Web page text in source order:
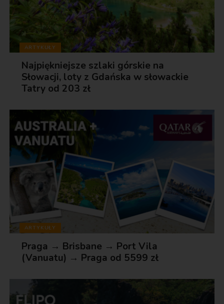
ARTYKUŁY
Najpiękniejsze szlaki górskie na
Słowacji, loty z Gdańska w słowackie
Tatry od 203 zł
ARTYKUŁY
Praga → Brisbane → Port Vila
(Vanuatu) → Praga od 5599 zł